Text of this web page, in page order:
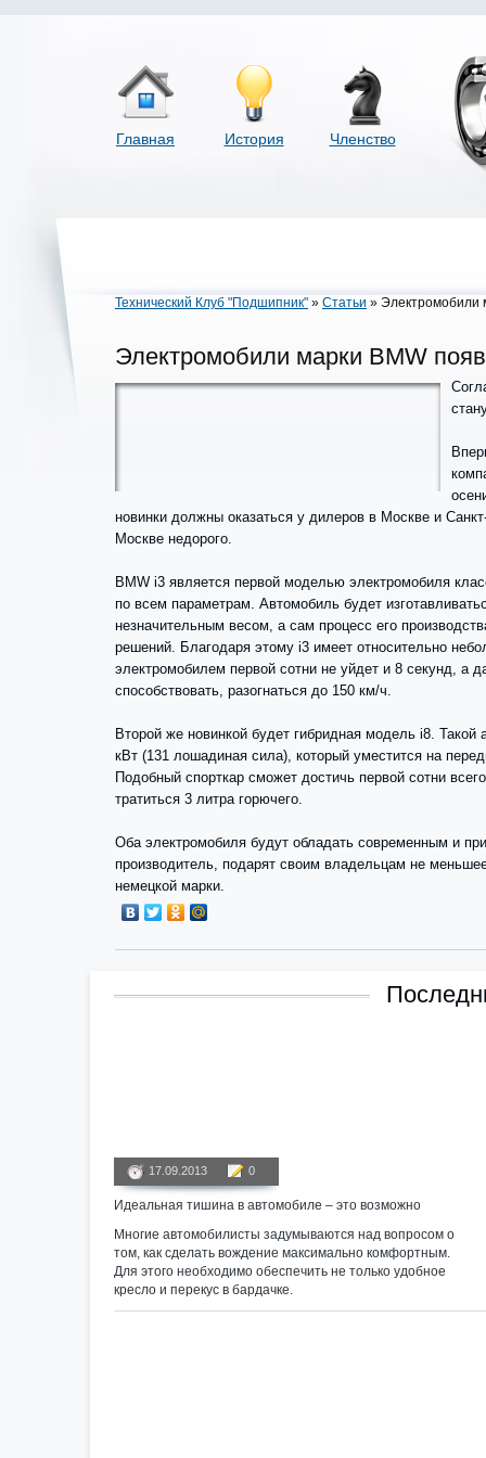
Главная История Членство
Технический Клуб "Подшипник" » Статьи » Электромобили
Электромобили марки BMW
новинки должны оказаться у дилеров в Москве и
Москве недорого.
BMW i3 является первой моделью электромобиля
по всем параметрам. Автомобиль будет
незначительным весом, а сам процесс его
решений. Благодаря этому i3 имеет относительно
электромобилем первой сотни не уйдет и 8 секунд, а
способствовать, разогнаться до 150 км/ч.
Второй же новинкой будет гибридная модель i8.
кВт (131 лошадиная сила), который уместится на
Подобный спорткар сможет достичь первой сотни
тратиться 3 литра горючего.
Оба электромобиля будут обладать современным и
производитель, подарят своим владельцам не
немецкой марки.
17.09.2013 0
Идеальная тишина в автомобиле – это возможно
Многие автомобилисты задумываются над вопросом о
том, как сделать вождение максимально комфортным.
Для этого необходимо обеспечить не только удобное
кресло и перекус в бардачке.